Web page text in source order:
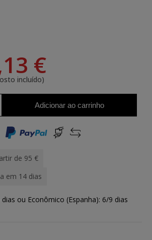
€
incluído)
Adicionar ao carrinho
de 95 €
em 14 dias
dias ou Econômico (Espanha): 6/9 dias